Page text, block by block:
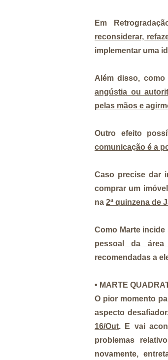
Em
reconsiderar,
implementar uma
Além disso, como
angústia ou
pelas mãos e
Outro efeito
comunicação é a
Caso precise dar
comprar um
na 2ª quinzena de
Como Marte incide
pessoal da área
recomendadas a
• MARTE
O pior momento
aspecto
16/Out. E vai
problemas
novamente,